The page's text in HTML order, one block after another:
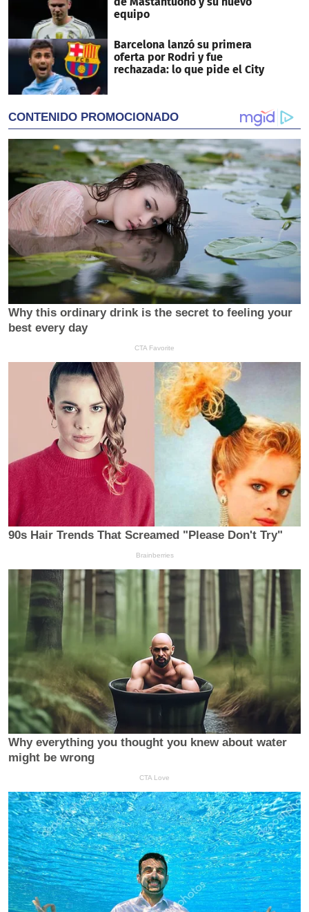
equipo
Barcelona lanzó su primera
oferta por Rodri y fue
rechazada: lo que pide el City